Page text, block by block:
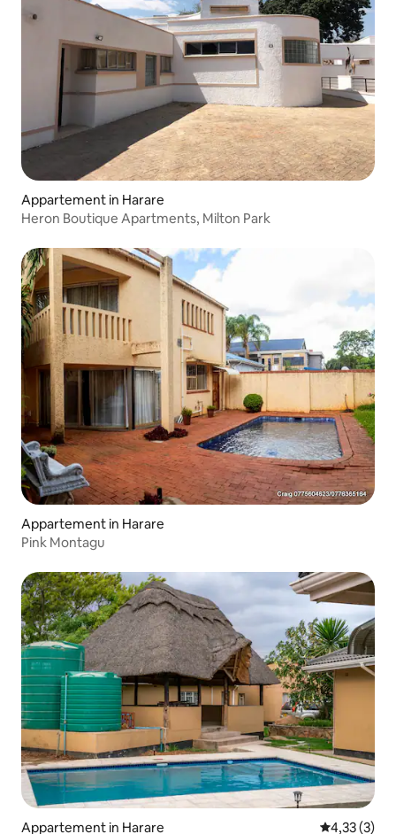
Appartement in Harare
Heron Boutique Apartments, Milton Park
Appartement in Harare
Pink Montagu
Appartement in Harare 4,33 (3)